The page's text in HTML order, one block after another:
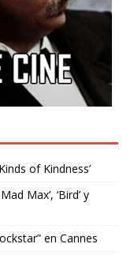
of Kindness’
Max’, ‘Bird’ y
en Cannes